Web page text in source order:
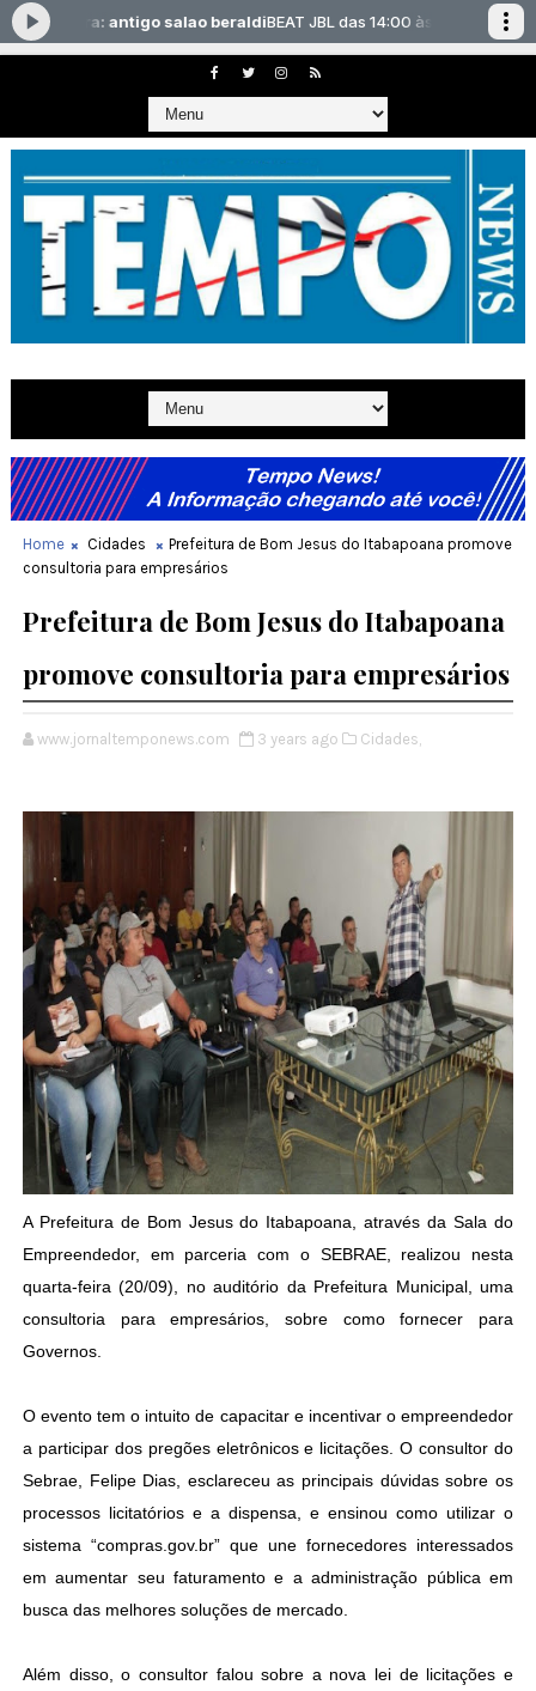
Home Cidades
Prefeitura de Bom Jesus do Itabapoana promove
consultoria para empresários
Prefeitura de Bom Jesus do Itabapoana
promove consultoria para empresários
www.jornaltemponews.com 3 years ago Cidades,
A Prefeitura de Bom Jesus do Itabapoana, através da Sala do
Empreendedor, em parceria com o SEBRAE, realizou nesta
quarta-feira (20/09), no auditório da Prefeitura Municipal, uma
consultoria para empresários, sobre como fornecer para
Governos.
O evento tem o intuito de capacitar e incentivar o empreendedor
a participar dos pregões eletrônicos e licitações. O consultor do
Sebrae, Felipe Dias, esclareceu as principais dúvidas sobre os
processos licitatórios e a dispensa, e ensinou como utilizar o
sistema “compras.gov.br” que une fornecedores interessados
em aumentar seu faturamento e a administração pública em
busca das melhores soluções de mercado.
Além disso, o consultor falou sobre a nova lei de licitações e